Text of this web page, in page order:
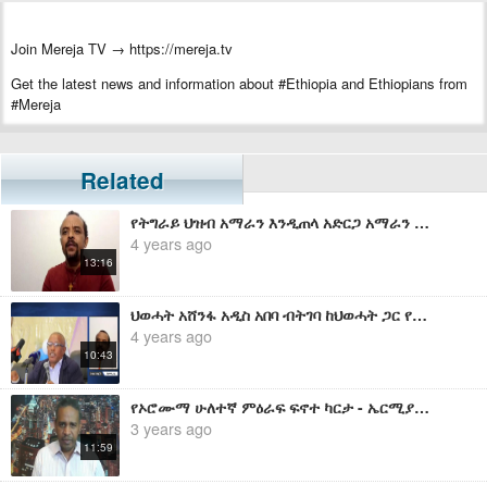
Join Mereja TV → https://mereja.tv
Get the latest news and information about #Ethiopia and Ethiopians from
#Mereja
Mereja presents Ethiopian news, Ethiopian music, sports, arts, and
entertainmentRelated
13:16
የትግራይ ህዝብ አማራን እንዲጠላ አድርጋ አማራን እና ትግሬን ለዘላለም ጠላትነት የዳረገቻቸው ህወሓት ነች - መ/ር ዘመድኩን በቀለ
4 years ago
10:43
ህወሓት አሸንፋ አዲስ አበባ ብትገባ ከህወሓት ጋር የመጀመሪያው ተሰላፊ ብአዴን ነው - መ/ር ዘመድኩን በቀለ
4 years ago
11:59
የኦሮሙማ ሁለተኛ ምዕራፍ ፍኖተ ካርታ - ኤርሚያስ ለገሰ
3 years ago